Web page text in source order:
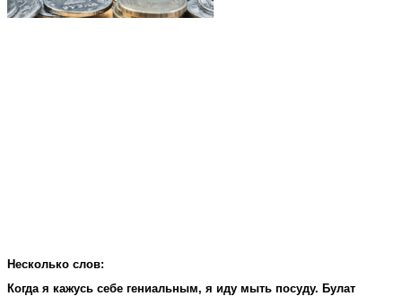
Несколько слов:
Когда я кажусь себе гениальным, я иду мыть посуду. Булат